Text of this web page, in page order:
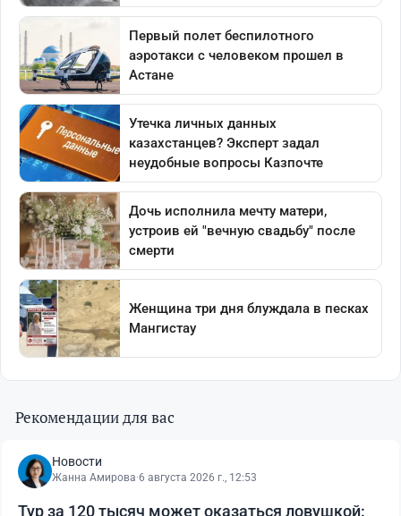
Рекомендации для вас
Новости
Жанна Амирова·6 августа 2026 г., 12:53
Тур за 120 тысяч может оказаться ловушкой: